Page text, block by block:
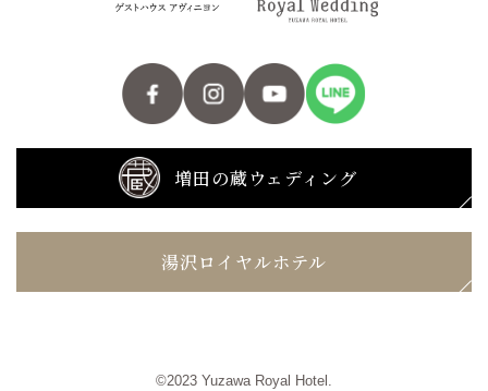
増田の蔵ウェディング
湯沢ロイヤルホテル
©2023 Yuzawa Royal Hotel.